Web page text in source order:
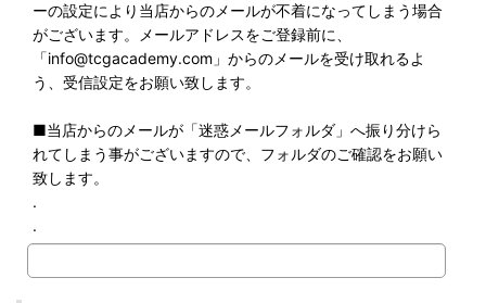
ーの設定により当店からのメールが不着になってしまう場合
がございます。メールアドレスをご登録前に、
「info@tcgacademy.com」からのメールを受け取れるよ
う、受信設定をお願い致します。
■当店からのメールが「迷惑メールフォルダ」へ振り分けら
れてしまう事がございますので、フォルダのご確認をお願い
致します。
.
.